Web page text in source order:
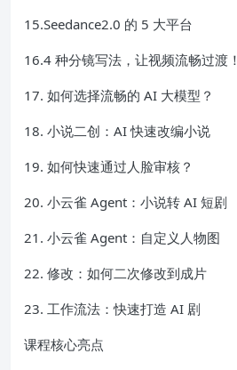
15.Seedance2.0 的 5 大平台
16.4 种分镜写法，让视频流畅过渡！
17. 如何选择流畅的 AI 大模型？
18. 小说二创：AI 快速改编小说
19. 如何快速通过人脸审核？
20. 小云雀 Agent：小说转 AI 短剧
21. 小云雀 Agent：自定义人物图
22. 修改：如何二次修改到成片
23. 工作流法：快速打造 AI 剧
课程核心亮点